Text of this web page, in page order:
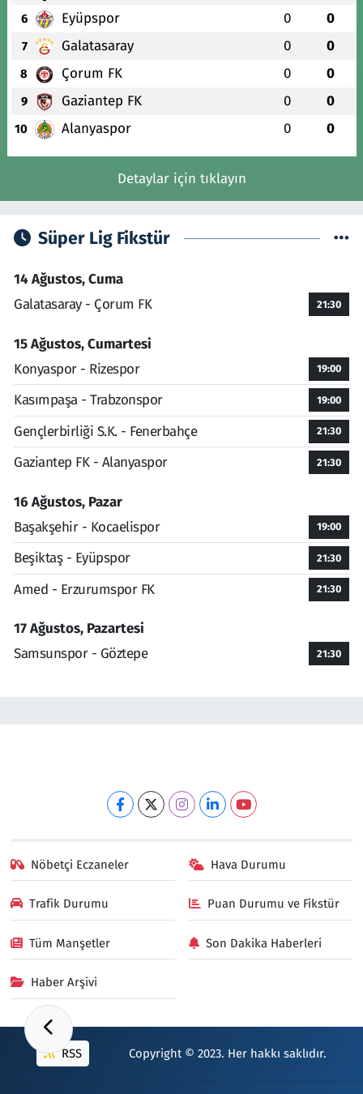
6 Eyüpspor 0 0
7 Galatasaray 0 0
8 Çorum FK 0 0
9 Gaziantep FK 0 0
10 Alanyaspor 0 0
Detaylar için tıklayın
Süper Lig Fikstür
14 Ağustos, Cuma
Galatasaray - Çorum FK
21:30
15 Ağustos, Cumartesi
Konyaspor - Rizespor
19:00
Kasımpaşa - Trabzonspor 19:00
Gençlerbirliği S.K. - Fenerbahçe 21:30
Gaziantep FK - Alanyaspor 21:30
16 Ağustos, Pazar
Başakşehir - Kocaelispor
19:00
Beşiktaş - Eyüpspor 21:30
Amed - Erzurumspor FK 21:30
17 Ağustos, Pazartesi
Samsunspor - Göztepe
21:30
Nöbetçi Eczaneler Hava Durumu
Trafik Durumu Puan Durumu ve Fikstür
Tüm Manşetler Son Dakika Haberleri
Haber Arşivi
RSS Copyright © 2023. Her hakkı saklıdır.